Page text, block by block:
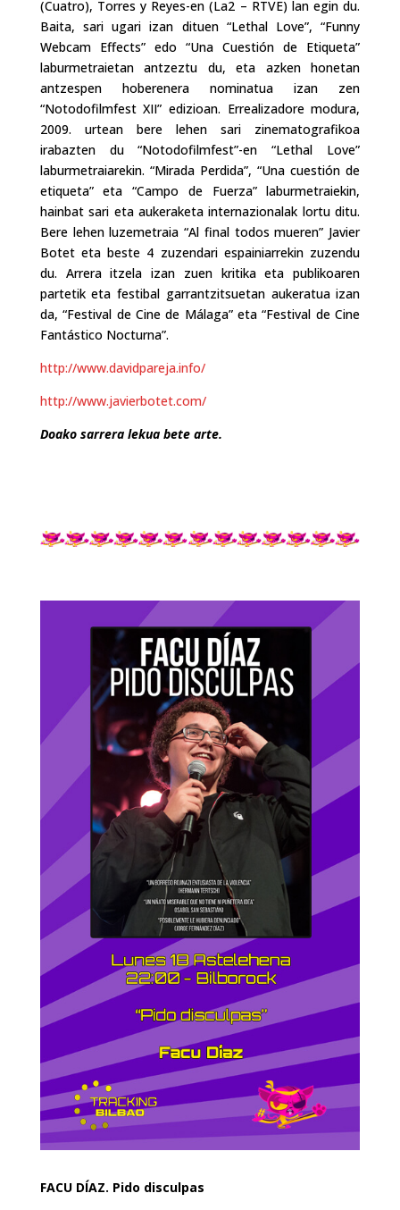
(Cuatro), Torres y Reyes-en (La2 – RTVE) lan egin du.
Baita, sari ugari izan dituen “Lethal Love”, “Funny
Webcam Effects” edo “Una Cuestión de Etiqueta”
laburmetraietan antzeztu du, eta azken honetan
antzespen hoberenera nominatua izan zen
“Notodofilmfest XII” edizioan. Errealizadore modura,
2009. urtean bere lehen sari zinematografikoa
irabazten du “Notodofilmfest”-en “Lethal Love”
laburmetraiarekin. “Mirada Perdida”, “Una cuestión de
etiqueta” eta “Campo de Fuerza” laburmetraiekin,
hainbat sari eta aukeraketa internazionalak lortu ditu.
Bere lehen luzemetraia “Al final todos mueren” Javier
Botet eta beste 4 zuzendari espainiarrekin zuzendu
du. Arrera itzela izan zuen kritika eta publikoaren
partetik eta festibal garrantzitsuetan aukeratua izan
da, “Festival de Cine de Málaga” eta “Festival de Cine
Fantástico Nocturna”.
http://www.davidpareja.info/
http://www.javierbotet.com/
Doako sarrera lekua bete arte.
FACU DÍAZ. Pido disculpas